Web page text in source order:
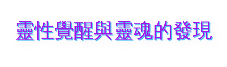
靈性覺醒與靈魂的發現